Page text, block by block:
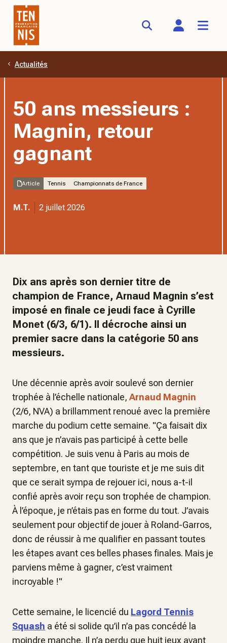
Aller au contenu principal
Actualités
50 ans messieurs :
Magnin, retour
gagnant
Article Tennis Championnats de France
M.T. 2 juillet 2026
Dix ans après son dernier titre de
champion de France, Arnaud Magnin s’est
imposé en finale ce jeudi face à Cyrille
Monet (6/3, 6/1). Il décroche ainsi un
premier sacre dans la catégorie 50 ans
messieurs.
Une décennie après avoir soulevé son dernier
trophée à l’échelle nationale, Arnaud Magnin
(2/6, NVA) a brillamment renoué avec la première
marche du podium cette semaine. "Ça faisait dix
ans que je n’avais pas participé à cette belle
compétition. Je suis venu à Paris au mois de
septembre, en tant que touriste et je me suis dit
que ce serait sympa de rejouer ici, nous a-t-il
confié après avoir reçu son trophée de champion.
À l’époque, je n’étais pas en forme du tout. J’avais
seulement pour objectif de jouer à Roland-Garros,
donc de réussir à me qualifier en passant toutes
les étapes avant ces belles phases finales. Mais je
parviens même à gagner, c’est vraiment
incroyable !"
Cette semaine, le licencié du Lagord Tennis
Squash a été si solide qu’il n’a pas concédé la
moindre manche. Il n’a perdu que huit jeux avant